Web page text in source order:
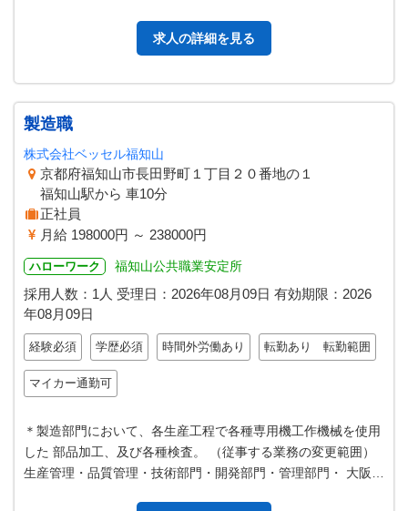
求人の詳細を見る
製造職
株式会社ベッセル福知山
京都府福知山市長田野町１丁目２０番地の１
福知山駅から 車10分
正社員
月給 198000円 ～ 238000円
ハローワーク 福知山公共職業安定所
採用人数：1人 受理日： 2026年08月09日 有効期限： 2026
年08月09日
経験必須 学歴必須 時間外労働あり 転勤あり 転勤範囲
マイカー通勤可
＊製造部門において、各生産工程で各種専用機工作機械を使用
した 部品加工、及び各種検査。 （従事する業務の変更範囲）
生産管理・品質管理・技術部門・開発部門・管理部門・ 大阪出